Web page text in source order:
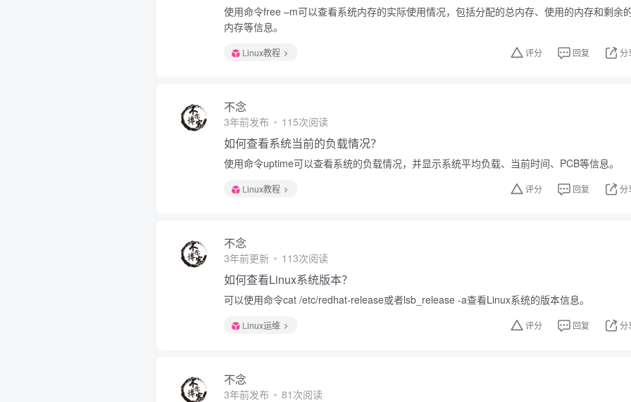
使用命令free –m可以查看系统内存的实际使用情况，包括分配的总内存、使用的内存和剩余
内存等信息。
Linux教程 评分 回复 分
不念
3年前发布 115次阅读
如何查看系统当前的负载情况？
使用命令uptime可以查看系统的负载情况，并显示系统平均负载、当前时间、PCB等信息。
Linux教程 评分 回复 分
不念
3年前更新 113次阅读
如何查看Linux系统版本？
可以使用命令cat /etc/redhat-release或者lsb_release -a查看Linux系统的版本信息。
Linux运维 评分 回复 分
不念
3年前发布 81次阅读